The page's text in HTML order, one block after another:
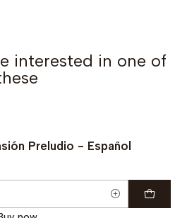
interested in one of
Preludio - Español